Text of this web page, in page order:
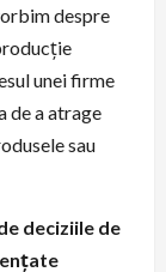
despre
unei firme
de a atrage
sau
deciziile de